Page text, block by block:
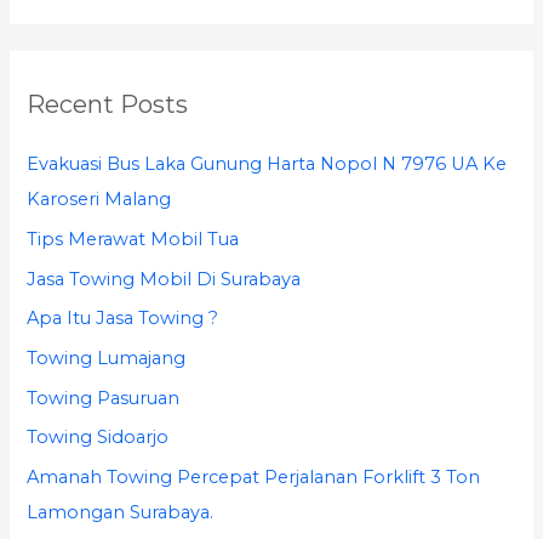
c
r
:
Recent Posts
Evakuasi Bus Laka Gunung Harta Nopol N 7976 UA Ke
Karoseri Malang
Tips Merawat Mobil Tua
Jasa Towing Mobil Di Surabaya
Apa Itu Jasa Towing ?
Towing Lumajang
Towing Pasuruan
Towing Sidoarjo
Amanah Towing Percepat Perjalanan Forklift 3 Ton
Lamongan Surabaya.